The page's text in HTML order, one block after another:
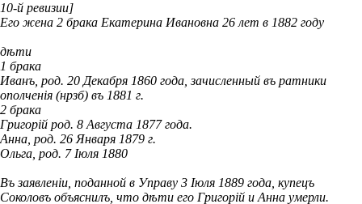
10-й ревизии]
Его жена 2 брака Екатерина Ивановна 26 лет в 1882 году
дѣти
1 брака
Иванъ, род. 20 Декабря 1860 года, зачисленный въ ратники
ополченія (нрзб) въ 1881 г.
2 брака
Григорій род. 8 Августа 1877 года.
Анна, род. 26 Января 1879 г.
Ольга, род. 7 Іюля 1880
Въ заявленіи, поданной в Управу 3 Іюля 1889 года, купецъ
Соколовъ объяснилъ, что дѣти его Григорій и Анна умерли.